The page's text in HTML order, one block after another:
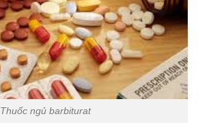
Thuốc ngủ barbiturat